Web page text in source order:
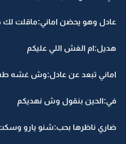
عادل وهو يحضن اماني:ماقلت لك
هديل:ام الغش اللي عليكم
اماني تبعد عن عادل:وش
في:الحين بنقول وش نهديكم
ضاري ناظرها بحب:شنو يارو